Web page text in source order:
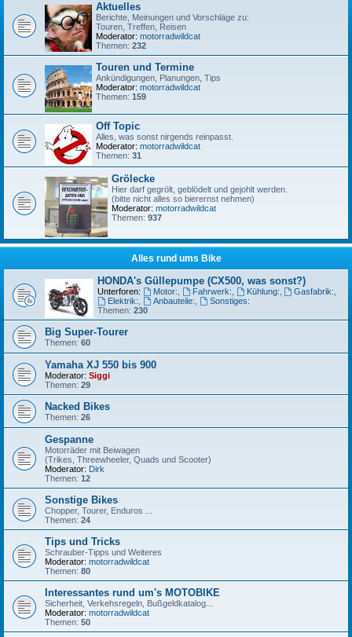
Aktuelles
Berichte, Meinungen und Vorschläge zu:
Touren, Treffen, Reisen
Moderator: motorradwildcat
Themen: 232
Touren und Termine
Ankündigungen, Planungen, Tips
Moderator: motorradwildcat
Themen: 159
Off Topic
Alles, was sonst nirgends reinpasst.
Moderator: motorradwildcat
Themen: 31
Grölecke
Hier darf gegrölt, geblödelt und gejohlt werden.
(bitte nicht alles so bierernst nehmen)
Moderator: motorradwildcat
Themen: 937
Alles rund ums Bike
HONDA's Güllepumpe (CX500, was sonst?)
Unterforen: Motor: Fahrwerk: Kühlung: Gasfabrik:
Elektrik:
Anbauteile:
Sonstiges:
Themen: 230
Big Super-Tourer
Themen: 60
Yamaha XJ 550 bis 900
Moderator: Siggi
Themen: 29
Nacked Bikes
Themen: 26
Gespanne
Motorräder mit Beiwagen
(Trikes, Threewheeler, Quads und Scooter)
Moderator: Dirk
Themen: 12
Sonstige Bikes
Chopper, Tourer, Enduros ...
Themen: 24
Tips und Tricks
Schrauber-Tipps und Weiteres
Moderator: motorradwildcat
Themen: 80
Interessantes rund um's MOTOBIKE
Sicherheit, Verkehsregeln, Bußgeldkatalog...
Moderator: motorradwildcat
Themen: 50